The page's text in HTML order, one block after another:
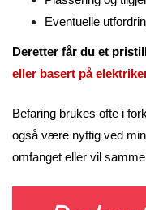
Eventuelle
Deretter får du et
eller basert på
Befaring brukes ofte i
også være nyttig ved
omfanget eller vil